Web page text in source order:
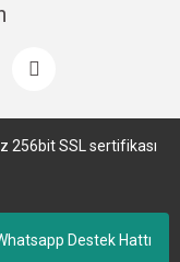
Destek Hattı
256bit SSL sertifikası